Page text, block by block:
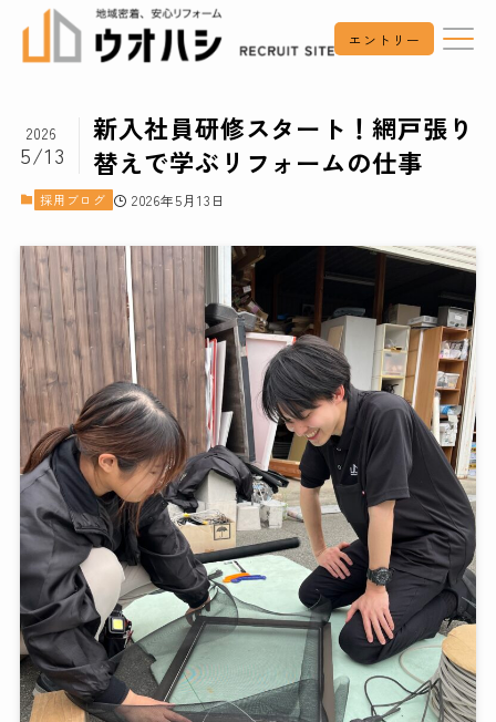
エントリー
新入社員研修スタート！網戸張り
替えで学ぶリフォームの仕事
2026
5/13
採用ブログ 2026年5月13日